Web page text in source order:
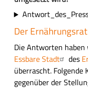
Der
Die Antworten
Essbare Stadt
des
überrascht.
gegenüber der